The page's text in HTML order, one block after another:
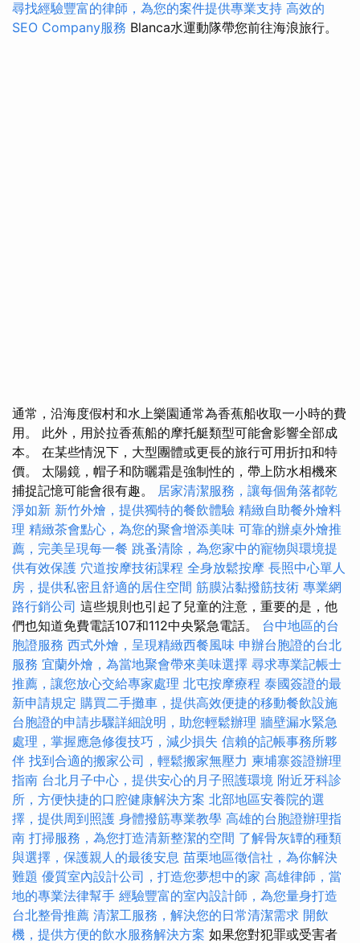
尋找經驗豐富的律師，為您的案件提供專業支持 高效的
SEO Company服務 Blanca水運動隊帶您前往海浪旅行。
通常，沿海度假村和水上樂園通常為香蕉船收取一小時的費
用。 此外，用於拉香蕉船的摩托艇類型可能會影響全部成
本。 在某些情況下，大型團體或更長的旅行可用折扣和特
價。 太陽鏡，帽子和防曬霜是強制性的，帶上防水相機來
捕捉記憶​​可能會很有趣。 居家清潔服務，讓每個角落都乾
淨如新 新竹外燴，提供獨特的餐飲體驗 精緻自助餐外燴料
理 精緻茶會點心，為您的聚會增添美味 可靠的辦桌外燴推
薦，完美呈現每一餐 跳蚤清除，為您家中的寵物與環境提
供有效保護 穴道按摩技術課程 全身放鬆按摩 長照中心單人
房，提供私密且舒適的居住空間 筋膜沾黏撥筋技術 專業網
路行銷公司 這些規則也引起了兒童的注意，重要的是，他
們也知道免費電話107和112中央緊急電話。 台中地區的台
胞證服務 西式外燴，呈現精緻西餐風味 申辦台胞證的台北
服務 宜蘭外燴，為當地聚會帶來美味選擇 尋求專業記帳士
推薦，讓您放心交給專家處理 北屯按摩療程 泰國簽證的最
新申請規定 購買二手攤車，提供高效便捷的移動餐飲設施
台胞證的申請步驟詳細說明，助您輕鬆辦理 牆壁漏水緊急
處理，掌握應急修復技巧，減少損失 信賴的記帳事務所夥
伴 找到合適的搬家公司，輕鬆搬家無壓力 柬埔寨簽證辦理
指南 台北月子中心，提供安心的月子照護環境 附近牙科診
所，方便快捷的口腔健康解決方案 北部地區安養院的選
擇，提供周到照護 身體撥筋專業教學 高雄的台胞證辦理指
南 打掃服務，為您打造清新整潔的空間 了解骨灰罈的種類
與選擇，保護親人的最後安息 苗栗地區徵信社，為你解決
難題 優質室內設計公司，打造您夢想中的家 高雄律師，當
地的專業法律幫手 經驗豐富的室內設計師，為您量身打造
台北整骨推薦 清潔工服務，解決您的日常清潔需求 開飲
機，提供方便的飲水服務解決方案 如果您對犯罪或受害者